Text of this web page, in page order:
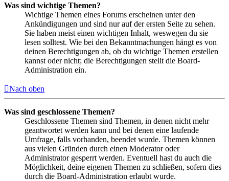
Was sind wichtige Themen?
Wichtige Themen eines Forums erscheinen unter den
Ankündigungen und sind nur auf der ersten Seite zu sehen.
Sie haben meist einen wichtigen Inhalt, weswegen du sie
lesen solltest. Wie bei den Bekanntmachungen hängt es von
deinen Berechtigungen ab, ob du wichtige Themen erstellen
kannst oder nicht; die Berechtigungen stellt die Board-
Administration ein.
Nach oben
Was sind geschlossene Themen?
Geschlossene Themen sind Themen, in denen nicht mehr
geantwortet werden kann und bei denen eine laufende
Umfrage, falls vorhanden, beendet wurde. Themen können
aus vielen Gründen durch einen Moderator oder
Administrator gesperrt werden. Eventuell hast du auch die
Möglichkeit, deine eigenen Themen zu schließen, sofern dies
durch die Board-Administration erlaubt wurde.